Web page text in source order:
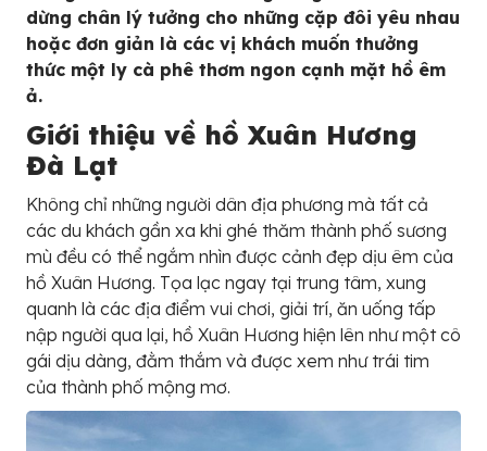
dừng chân lý tưởng cho những cặp đôi yêu nhau
hoặc đơn giản là các vị khách muốn thưởng
thức một ly cà phê thơm ngon cạnh mặt hồ êm
ả.
Giới thiệu về hồ Xuân Hương
Đà Lạt
Không chỉ những người dân địa phương mà tất cả
các du khách gần xa khi ghé thăm thành phố sương
mù đều có thể ngắm nhìn được cảnh đẹp dịu êm của
hồ Xuân Hương. Tọa lạc ngay tại trung tâm, xung
quanh là các địa điểm vui chơi, giải trí, ăn uống tấp
nập người qua lại, hồ Xuân Hương hiện lên như một cô
gái dịu dàng, đằm thắm và được xem như trái tim
của thành phố mộng mơ.